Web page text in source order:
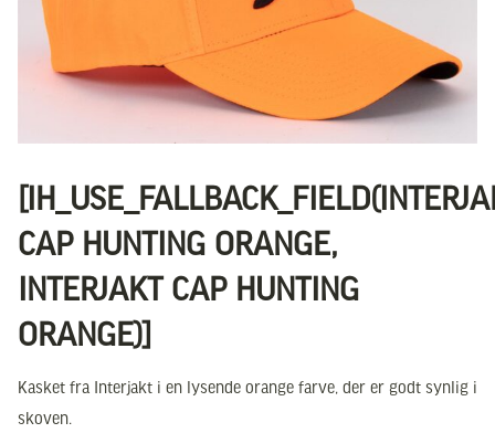
CAP HUNTING ORANGE,
INTERJAKT CAP HUNTING
ORANGE)]
Kasket fra Interjakt i en lysende orange farve, der er godt synlig i
skoven.